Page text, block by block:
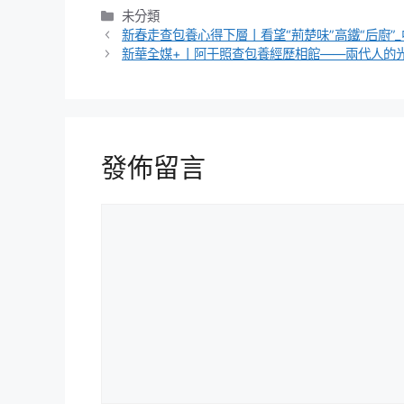
分
類
未分類
新春走查包養心得下層丨看望“荊楚味”高鐵“后廚
新華全媒+丨阿干照查包養經歷相館——兩代人的
發佈留言